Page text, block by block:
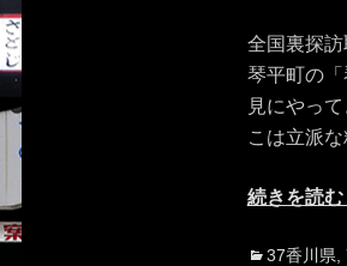
全国裏探
琴平町の
見にやっ
こは立派
続きを読む
Categories
37香川県